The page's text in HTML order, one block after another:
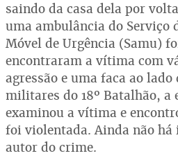
saindo da casa dela por
uma ambulância do Serviço
Móvel de Urgência (Samu)
encontraram a vítima com
agressão e uma faca ao
militares do 18º Batalhão, a
examinou a vítima e
foi violentada. Ainda não há
autor do crime.